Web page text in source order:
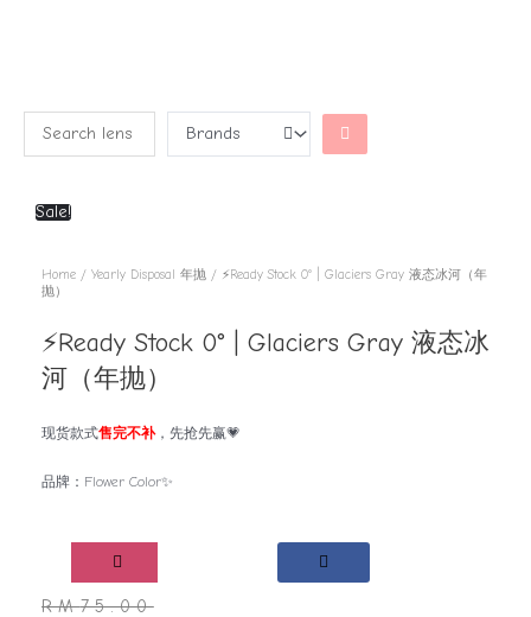
Sale!
Home / Yearly Disposal 年抛 / ⚡Ready Stock 0° | Glaciers Gray 液态冰河（年
抛）
⚡Ready Stock 0° | Glaciers Gray 液态冰
河（年抛）
现货款式售完不补，先抢先赢💗
品牌：Flower Color✨
RM75.00